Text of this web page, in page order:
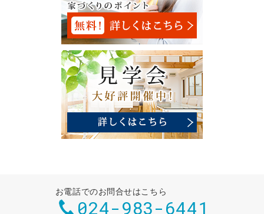
お電話でのお問合せはこちら
024-983-6441